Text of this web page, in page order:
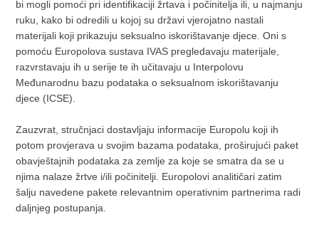
bi mogli pomoći pri identifikaciji žrtava i počinitelja ili, u najmanju
ruku, kako bi odredili u kojoj su državi vjerojatno nastali
materijali koji prikazuju seksualno iskorištavanje djece. Oni s
pomoću Europolova sustava IVAS pregledavaju materijale,
razvrstavaju ih u serije te ih učitavaju u Interpolovu
Međunarodnu bazu podataka o seksualnom iskorištavanju
djece (ICSE).
Zauzvrat, stručnjaci dostavljaju informacije Europolu koji ih
potom provjerava u svojim bazama podataka, proširujući paket
obavještajnih podataka za zemlje za koje se smatra da se u
njima nalaze žrtve i/ili počinitelji. Europolovi analitičari zatim
šalju navedene pakete relevantnim operativnim partnerima radi
daljnjeg postupanja.